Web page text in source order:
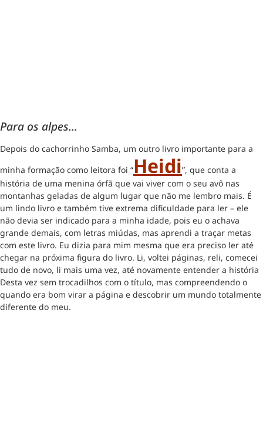
Para os alpes…
Depois do cachorrinho Samba, um outro livro importante para a
minha formação como leitora foi “Heidi”, que conta a
história de uma menina órfã que vai viver com o seu avô nas
montanhas geladas de algum lugar que não me lembro mais. É
um lindo livro e também tive extrema dificuldade para ler – ele
não devia ser indicado para a minha idade, pois eu o achava
grande demais, com letras miúdas, mas aprendi a traçar metas
com este livro. Eu dizia para mim mesma que era preciso ler até
chegar na próxima figura do livro. Li, voltei páginas, reli, comecei
tudo de novo, li mais uma vez, até novamente entender a história
Desta vez sem trocadilhos com o título, mas compreendendo o
quando era bom virar a página e descobrir um mundo totalmente
diferente do meu.